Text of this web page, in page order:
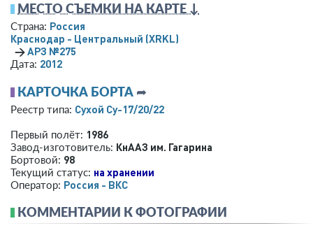
МЕСТО СЪЕМКИ НА КАРТЕ ↓
Страна: Россия
Краснодар - Центральный (XRKL)
→АРЗ №275
Дата: 2012
КАРТОЧКА БОРТА ➦
Реестр типа: Сухой Су-17/20/22
Первый полёт: 1986
Завод-изготовитель: КнААЗ им. Гагарина
Бортовой: 98
Текущий статус: на хранении
Оператор: Россия - ВКС
КОММЕНТАРИИ К ФОТОГРАФИИ